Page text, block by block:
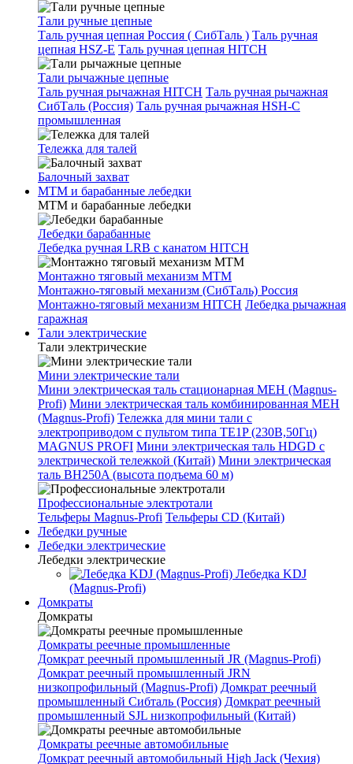
Тали ручные цепные
Таль ручная цепная Россия ( СибТаль ) Таль ручная
цепная HSZ-E Таль ручная цепная HITCH
Тали рычажные цепные
Таль ручная рычажная HITCH Таль ручная рычажная
СибТаль (Россия) Таль ручная рычажная HSH-C
промышленная
Тележка для талей
Балочный захват
МТМ и барабанные лебедки
МТМ и барабанные лебедки
Лебедки барабанные
Лебедка ручная LRB с канатом HITCH
Монтажно тяговый механизм МТМ
Монтажно-тяговый механизм (СибТаль) Россия
Монтажно-тяговый механизм HITCH Лебедка рычажная
гаражная
Тали электрические
Тали электрические
Мини электрические тали
Мини электрическая таль стационарная МЕН (Magnus-
Profi) Мини электрическая таль комбинированная МЕН
(Magnus-Profi) Тележка для мини тали с
электроприводом с пультом типа TE1P (230В,50Гц)
MAGNUS PROFI Мини электрическая таль HDGD с
электрической тележкой (Китай) Мини электрическая
таль BH250A (высота подъема 60 м)
Профессиональные электротали
Тельферы Magnus-Profi Тельферы CD (Китай)
Лебедки ручные
Лебедки электрические
Лебедки электрические
Лебедка KDJ
(Magnus-Profi)
Домкраты
Домкраты
Домкраты реечные промышленные
Домкрат реечный промышленный JR (Magnus-Profi)
Домкрат реечный промышленный JRN
низкопрофильный (Magnus-Profi) Домкрат реечный
промышленный Сибталь (Россия) Домкрат реечный
промышленный SJL низкопрофильный (Китай)
Домкраты реечные автомобильные
Домкрат реечный автомобильный High Jack (Чехия)